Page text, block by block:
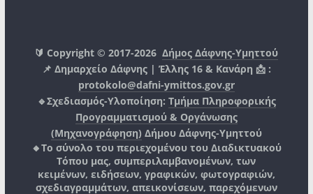
🔰 Copyright © 2017-2026Δήμος Δάφνης-Υμηττού
📌 Δημαρχείο Δάφνης | Έλλης 16 & Κανάρη 📩 :
protokolo@dafni-ymittos.gov.gr
🔹Σχεδιασμός-Υλοποίηση: Τμήμα Πληροφορικής
Προγραμματισμού & Οργάνωσης
(Μηχανογράφηση) Δήμου Δάφνης-Υμηττού
🔸Το σύνολο του περιεχομένου του Διαδικτυακού
Τόπου μας, συμπεριλαμβανομένων, των
κειμένων, ειδήσεων, γραφικών, φωτογραφιών,
σχεδιαγραμμάτων, απεικονίσεων, παρεχόμενων